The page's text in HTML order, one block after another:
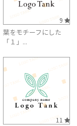
9
葉をモチーフにした
「１」...
11